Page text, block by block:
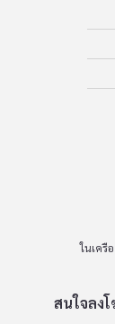
ในเครื
สนใจลง